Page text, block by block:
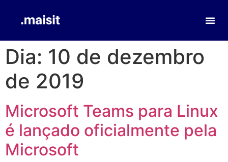
Dia: 10 de dezembro
de 2019
Microsoft Teams para Linux
é lançado oficialmente pela
Microsoft